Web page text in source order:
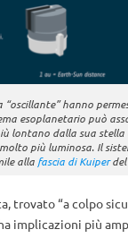
hanno
esoplanetario può
lontano dalla sua
più luminosa. Il
alla fascia di Kuiperdel
trovato “a colpo
implicazioni più